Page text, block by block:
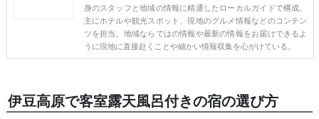
身のスタッフと地域の情報に精通したローカルガイドで構成。
主にホテルや観光スポット、現地のグルメ情報などのコンテン
ツを担当。地域ならではの情報や最新の情報をお届けできるよ
うに現地に直接赴くことや細かい情報収集を心がけている。
伊豆高原で客室露天風呂付きの宿の選び方